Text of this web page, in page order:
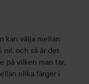
kan välja mellan
ml, och så är det
på vilken man tar.
olika färger i